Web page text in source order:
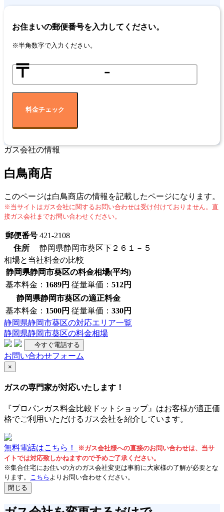
お住まいの郵便番号を入力してください。
※半角数字で入力ください。
〒 -
料金チェック
ガス会社の情報
白鳥商店
このページは白鳥商店の情報を記載したページになります。
※当サイトはガス会社に関するお問い合わせは受け付けておりません。直
接ガス会社までお問い合わせください。
郵便番号 421-2108
住所
静岡県静岡市葵区下２６１－５
相場と当社料金の比較
静岡県静岡市葵区の料金相場(平均)
基本料金： 1689円 従量単価： 512円
静岡県静岡市葵区の適正料金
基本料金： 1500円 従量単価： 330円
静岡県静岡市葵区の対応エリア一覧
静岡県静岡市葵区の料金相場
今すぐ電話する
お問い合わせフォーム
×
ガスの専門家が対応いたします！
『プロパンガス料金比較ドットショップ』はお客様が適正価
格でご利用いただけるガス会社を紹介しています。
無料電話はこちら！
※ガス会社様への直接のお問い合わせは、当サ
イトでは対応致しかねますので予めご了承ください。
※集合住宅にお住いの方のガス会社変更は事前に大家様の了解が必要とな
ります。 こちら よりお問い合わせください。
閉じる